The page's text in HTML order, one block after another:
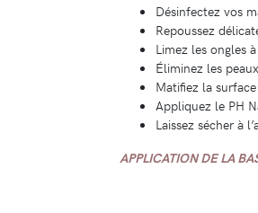
Désinfectez vos
Repoussez
Limez les ongles
Éliminez les
Matifiez la
Appliquez le PH
Laissez sécher à
APPLICATION DE LA